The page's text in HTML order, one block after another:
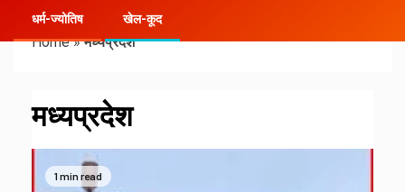
धर्म-ज्योतिष खेल-कूद
Home»मध्यप्रदेश
मध्यप्रदेश
1 min read